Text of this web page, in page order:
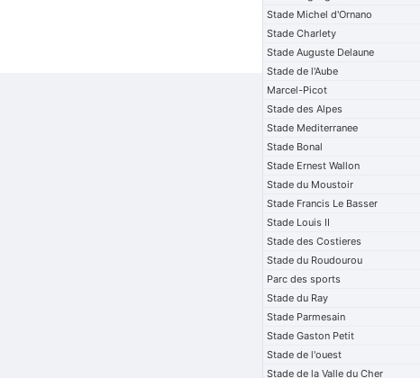
Stade Michel d'Ornano
Stade Charlety
Stade Auguste Delaune
Stade de l'Aube
Marcel-Picot
Stade des Alpes
Stade Mediterranee
Stade Bonal
Stade Ernest Wallon
Stade du Moustoir
Stade Francis Le Basser
Stade Louis II
Stade des Costieres
Stade du Roudourou
Parc des sports
Stade du Ray
Stade Parmesain
Stade Gaston Petit
Stade de l'ouest
Stade de la Valle du Cher